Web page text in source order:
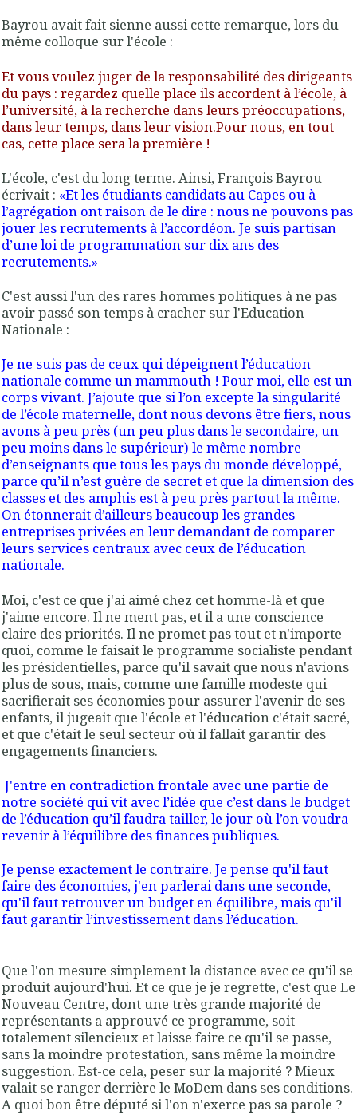
Bayrou avait fait sienne aussi cette remarque, lors du
même colloque sur l'école :
Et vous voulez juger de la responsabilité des dirigeants
du pays : regardez quelle place ils accordent à l’école, à
l’université, à la recherche dans leurs préoccupations,
dans leur temps, dans leur vision.Pour nous, en tout
cas, cette place sera la première !
L'école, c'est du long terme. Ainsi, François Bayrou
écrivait : «Et les étudiants candidats au Capes ou à
l’agrégation ont raison de le dire : nous ne pouvons pas
jouer les recrutements à l’accordéon. Je suis partisan
d’une loi de programmation sur dix ans des
recrutements.»
C'est aussi l'un des rares hommes politiques à ne pas
avoir passé son temps à cracher sur l'Education
Nationale :
Je ne suis pas de ceux qui dépeignent l’éducation
nationale comme un mammouth ! Pour moi, elle est un
corps vivant. J’ajoute que si l’on excepte la singularité
de l’école maternelle, dont nous devons être fiers, nous
avons à peu près (un peu plus dans le secondaire, un
peu moins dans le supérieur) le même nombre
d’enseignants que tous les pays du monde développé,
parce qu’il n’est guère de secret et que la dimension des
classes et des amphis est à peu près partout la même.
On étonnerait d’ailleurs beaucoup les grandes
entreprises privées en leur demandant de comparer
leurs services centraux avec ceux de l’éducation
nationale.
Moi, c'est ce que j'ai aimé chez cet homme-là et que
j'aime encore. Il ne ment pas, et il a une conscience
claire des priorités. Il ne promet pas tout et n'importe
quoi, comme le faisait le programme socialiste pendant
les présidentielles, parce qu'il savait que nous n'avions
plus de sous, mais, comme une famille modeste qui
sacrifierait ses économies pour assurer l'avenir de ses
enfants, il jugeait que l'école et l'éducation c'était sacré,
et que c'était le seul secteur où il fallait garantir des
engagements financiers.
J'entre en contradiction frontale avec une partie de
notre société qui vit avec l’idée que c’est dans le budget
de l’éducation qu’il faudra tailler, le jour où l’on voudra
revenir à l’équilibre des finances publiques.
Je pense exactement le contraire. Je pense qu'il faut
faire des économies, j'en parlerai dans une seconde,
qu'il faut retrouver un budget en équilibre, mais qu'il
faut garantir l’investissement dans l’éducation.
Que l'on mesure simplement la distance avec ce qu'il se
produit aujourd'hui. Et ce que je je regrette, c'est que Le
Nouveau Centre, dont une très grande majorité de
représentants a approuvé ce programme, soit
totalement silencieux et laisse faire ce qu'il se passe,
sans la moindre protestation, sans même la moindre
suggestion. Est-ce cela, peser sur la majorité ? Mieux
valait se ranger derrière le MoDem dans ses conditions.
A quoi bon être député si l'on n'exerce pas sa parole ?